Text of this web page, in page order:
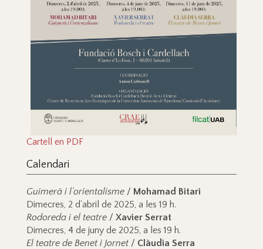
Cartell en PDF
Calendari
Guimerà i l’orientalisme/ Mohamad Bitari
Dimecres, 2 d’abril de 2025, a les 19 h.
Rodoreda i el teatre/ Xavier Serrat
Dimecres, 4 de juny de 2025, a les 19 h.
El teatre de Benet i Jornet/ Clàudia Serra